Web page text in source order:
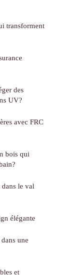
transforment
des
UV?
avec FRC
bois qui
le val
élégante
une
et